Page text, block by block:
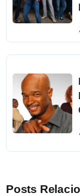
Posts